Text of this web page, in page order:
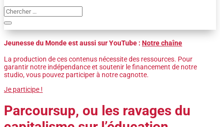
Jeunesse du Monde est aussi sur YouTube : Notre chaîne
La production de ces contenus nécessite des ressources. Pour
garantir notre indépendance et soutenir le financement de notre
studio, vous pouvez participer à notre cagnotte.
Je participe !
Parcoursup, ou les ravages du